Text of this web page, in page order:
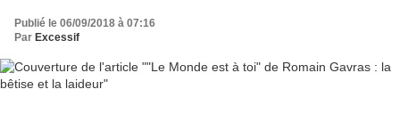
Publié le 06/09/2018 à 07:16
Par Excessif